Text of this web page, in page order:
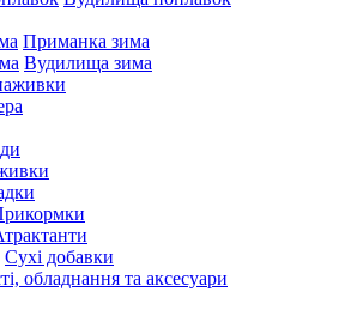
Приманка зима
Вудилища зима
Сухі добавки
обладнання та аксесуари